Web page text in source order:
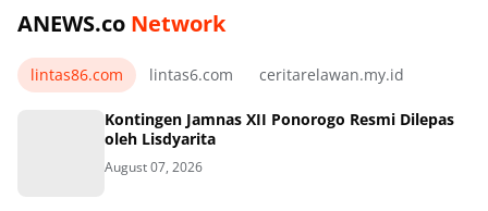
ANEWS.co Network
lintas86.com lintas6.com ceritarelawan.my.id
Kontingen Jamnas XII Ponorogo Resmi Dilepas
oleh Lisdyarita
August 07, 2026